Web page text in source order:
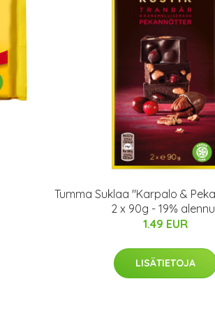
Tumma Suklaa "Karpalo &
2 x 90g - 19%
1.49 EUR
LISÄTIETOJA